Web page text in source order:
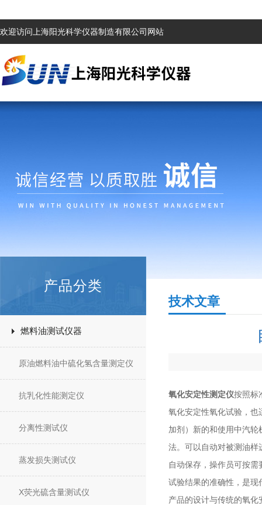
欢迎访问上海阳光科学仪器制造有限公司网站
产品分类
燃料油测试仪器
原油燃料油中硫化氢含量测定仪
抗乳化性能测定仪
分离性测试仪
蒸发损失测试仪
X荧光硫含量测试仪
技术文章
氧化安定性测定仪按照标
氧化安定性氧化试验，
加剂）新的和使用中汽
法。可以自动对被测油
自动保存，操作员可按
试验结果的准确性，是
产品的设计与传统的氧